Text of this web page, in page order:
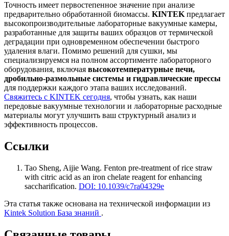
Точность имеет первостепенное значение при анализе
предварительно обработанной биомассы. KINTEK предлагает
высокопроизводительные лабораторные вакуумные камеры,
разработанные для защиты ваших образцов от термической
деградации при одновременном обеспечении быстрого
удаления влаги. Помимо решений для сушки, мы
специализируемся на полном ассортименте лабораторного
оборудования, включая высокотемпературные печи,
дробильно-размольные системы и гидравлические прессы
для поддержки каждого этапа ваших исследований.
Свяжитесь с KINTEK сегодня, чтобы узнать, как наши
передовые вакуумные технологии и лабораторные расходные
материалы могут улучшить ваш структурный анализ и
эффективность процессов.
Ссылки
Tao Sheng, Aijie Wang. Fenton pre-treatment of rice straw
with citric acid as an iron chelate reagent for enhancing
saccharification. DOI: 10.1039/c7ra04329e
Эта статья также основана на технической информации из
Kintek Solution База знаний .